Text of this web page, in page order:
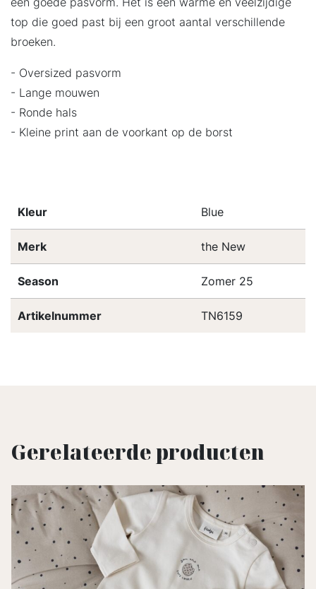
top die goed past bij een groot aantal verschillende
broeken.
- Oversized pasvorm
- Lange mouwen
- Ronde hals
- Kleine print aan de voorkant op de borst
Kleur Blue
Merk the New
Season Zomer 25
Artikelnummer TN6159
Gerelateerde producten